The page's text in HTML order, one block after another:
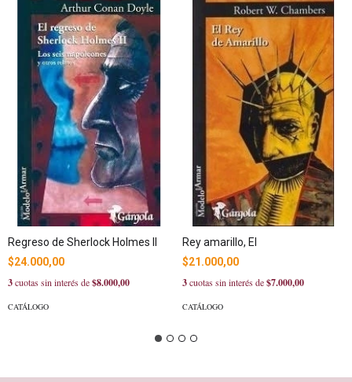
Regreso de Sherlock Holmes II
$24.000,00
3cuotas sin interés de$8.000,00
CATÁLOGO
Rey amarillo, El
$21.000,00
3cuotas sin interés de$7.000,00
CATÁLOGO